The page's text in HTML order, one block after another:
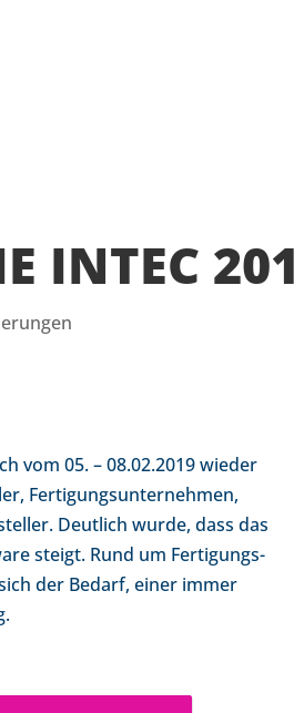
INTEC
vom 05. – 08.02.2019 wieder
Fertigungsunternehmen,
Deutlich wurde, dass das
steigt. Rund um Fertigungs-
der Bedarf, einer immer